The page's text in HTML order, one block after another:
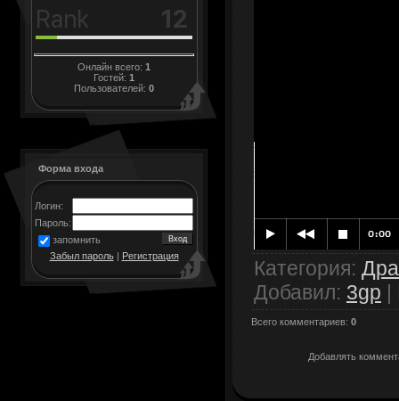
Онлайн всего: 1
Гостей: 1
Пользователей: 0
Форма входа
Логин:
Пароль:
запомнить
Забыл пароль| Регистрация
Категория:
Добавил: 3gp |
Всего комментариев: 0
Добавлять